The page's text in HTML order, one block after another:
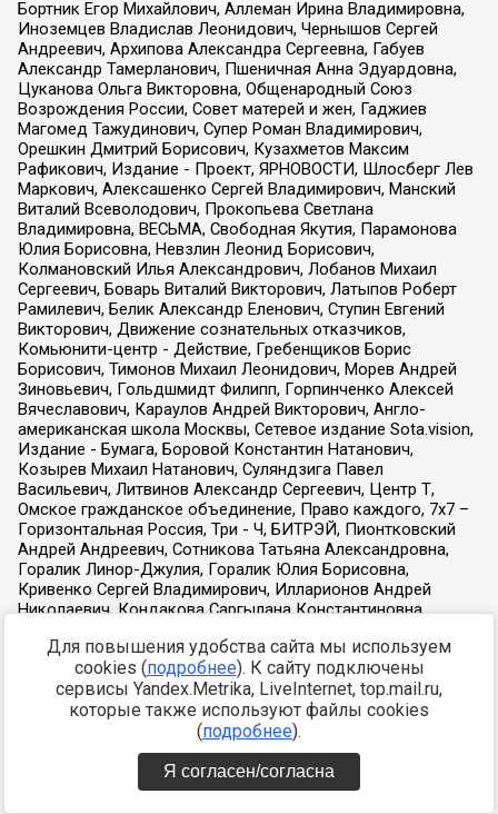
Для повышения удобства сайта мы используем
cookies (подробнее). К сайту подключены
сервисы Yandex.Metrika, LiveInternet, top.mail.ru,
которые также используют файлы cookies
(подробнее).
Я согласен/согласна